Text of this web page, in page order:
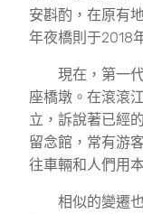
安斟酌，在原有
年夜橋則于2018
現在，第一
座橋墩。在滾滾
立，訴說著已經
留念館，常有游
往車輛和人們用
相似的變遷